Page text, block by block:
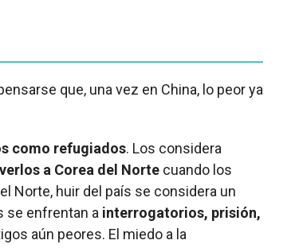
que, una vez en China, lo peor ya
como refugiados. Los considera
a Corea del Norte cuando los
Norte, huir del país se considera un
se enfrentan a interrogatorios, prisión,
aún peores. El miedo a la